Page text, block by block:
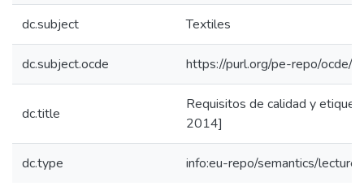
dc.subject Textiles
dc.subject.ocde https://purl.org/pe-repo/ocde/
dc.title
Requisitos de calidad y
2014]
dc.type info:eu-repo/semantics/lecture